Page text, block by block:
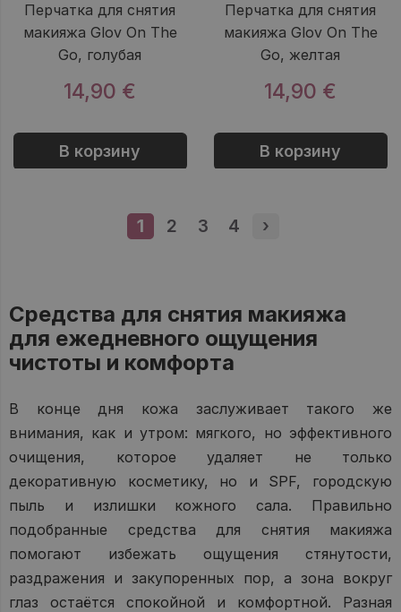
Перчатка для снятия
макияжа Glov On The
Go, голубая
14,90 €
В корзину
Перчатка для снятия
макияжа Glov On The
Go, желтая
14,90 €
В корзину
Страница
1 Страница
2 Страница
3 Страница
4 Next page
›
Средства для снятия макияжа
для ежедневного ощущения
чистоты и комфорта
В конце дня кожа заслуживает такого же
внимания, как и утром: мягкого, но эффективного
очищения, которое удаляет не только
декоративную косметику, но и SPF, городскую
пыль и излишки кожного сала. Правильно
подобранные средства для снятия макияжа
помогают избежать ощущения стянутости,
раздражения и закупоренных пор, а зона вокруг
глаз остаётся спокойной и комфортной. Разная